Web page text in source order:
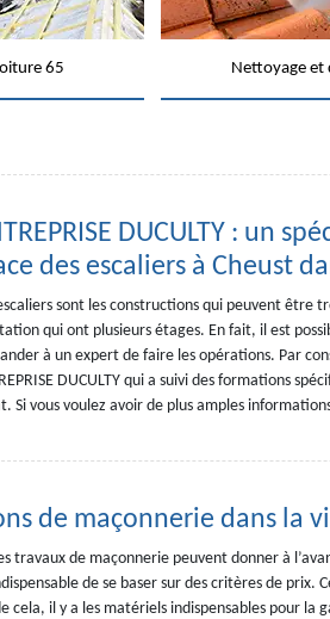
65 Nettoyage et
DUCULTY : un
des escaliers à Cheust
sont les constructions qui peuvent être
qui ont plusieurs étages. En fait, il est
à un expert de faire les opérations. Par
DUCULTY qui a suivi des formations
Si vous voulez avoir de plus amples
de maçonnerie dans la
travaux de maçonnerie peuvent donner à
de se baser sur des critères de prix.
cela, il y a les matériels indispensables pour la